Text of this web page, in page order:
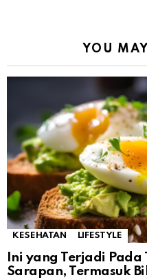
YOU
KESEHATAN LIFESTYLE
Ini yang Terjadi Pada
Sarapan, Termasuk